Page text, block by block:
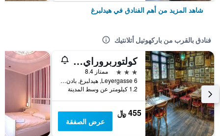
شاهد المزيد من أهم الفنادق في هيدلبرغ
فنادق بالقرب من باركهوتيل أتلانتيك
كولتوربروراي هايدلبرج آجي
3 نجوم
ممتاز 8.4
Leyergasse 6, هيدلبرغ, بادن - فورتمبيرغ, ألمانيا
1.2 كيلومتر عن وسط المدينة
455 ﷼
عرض الصفقة